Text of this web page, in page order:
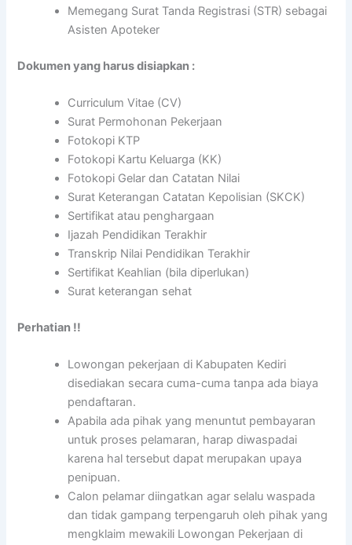
Memegang Surat Tanda Registrasi (STR) sebagai
Asisten Apoteker
Dokumen yang harus disiapkan :
Curriculum Vitae (CV)
Surat Permohonan Pekerjaan
Fotokopi KTP
Fotokopi Kartu Keluarga (KK)
Fotokopi Gelar dan Catatan Nilai
Surat Keterangan Catatan Kepolisian (SKCK)
Sertifikat atau penghargaan
Ijazah Pendidikan Terakhir
Transkrip Nilai Pendidikan Terakhir
Sertifikat Keahlian (bila diperlukan)
Surat keterangan sehat
Perhatian !!
Lowongan pekerjaan di Kabupaten Kediri
disediakan secara cuma-cuma tanpa ada biaya
pendaftaran.
Apabila ada pihak yang menuntut pembayaran
untuk proses pelamaran, harap diwaspadai
karena hal tersebut dapat merupakan upaya
penipuan.
Calon pelamar diingatkan agar selalu waspada
dan tidak gampang terpengaruh oleh pihak yang
mengklaim mewakili Lowongan Pekerjaan di